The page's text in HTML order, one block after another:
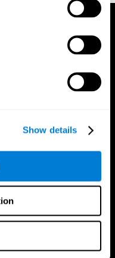
Show details